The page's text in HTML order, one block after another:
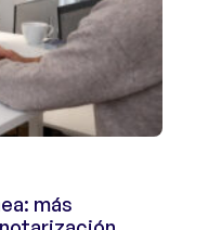
más